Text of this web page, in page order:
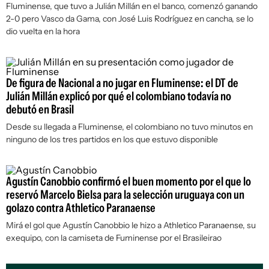
Fluminense, que tuvo a Julián Millán en el banco, comenzó ganando
2-0 pero Vasco da Gama, con José Luis Rodríguez en cancha, se lo
dio vuelta en la hora
De figura de Nacional a no jugar en Fluminense: el DT de
Julián Millán explicó por qué el colombiano todavía no
debutó en Brasil
Desde su llegada a Fluminense, el colombiano no tuvo minutos en
ninguno de los tres partidos en los que estuvo disponible
Agustín Canobbio confirmó el buen momento por el que lo
reservó Marcelo Bielsa para la selección uruguaya con un
golazo contra Athletico Paranaense
Mirá el gol que Agustín Canobbio le hizo a Athletico Paranaense, su
exequipo, con la camiseta de Fuminense por el Brasileirao